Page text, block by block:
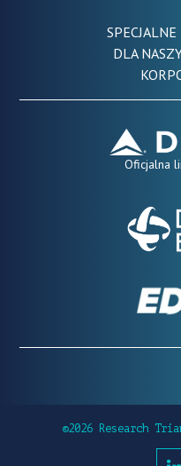
DLA
Oficjalna
©2026 Research